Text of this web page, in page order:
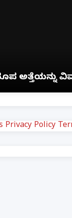
ಅತ್ತೆಯನ್ನು
Privacy Policy